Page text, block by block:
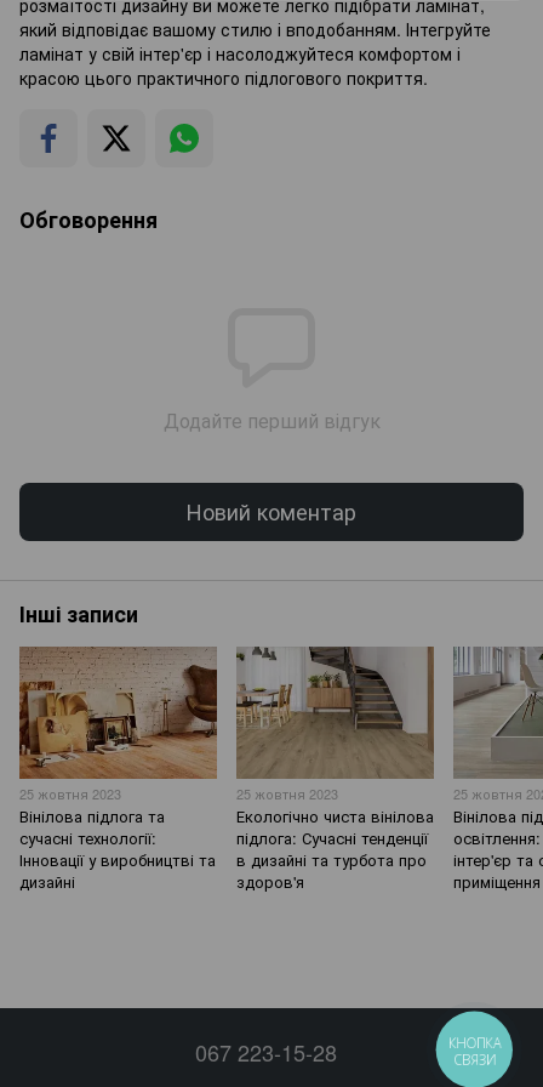
який відповідає вашому стилю і вподобанням. Інтегруйте
ламінат у свій інтер'єр і насолоджуйтеся комфортом і
красою цього практичного підлогового покриття.
Обговорення
Додайте перший відгук
Новий коментар
Інші записи
25 жовтня 2023
Вінілова підлога та
сучасні технології:
Інновації у виробництві та
дизайні
25 жовтня 2023
Екологічно чиста вінілова
підлога: Сучасні тенденції
в дизайні та турбота про
здоров'я
25 жовтня
Вінілова
інтер'єр та
приміщення
067 223-15-28
КНОПКА
СВЯЗИ